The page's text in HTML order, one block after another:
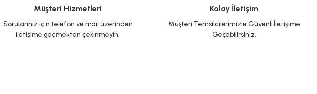
Müşteri Hizmetleri
Sorularınız için telefon ve mail üzerinden
iletişime geçmekten çekinmeyin.
Kolay İletişim
Müşteri Temsilcilerimizle Güvenli İletişime
Geçebilirsiniz.